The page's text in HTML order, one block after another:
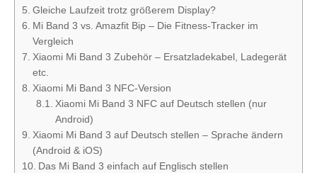
Gleiche Laufzeit trotz größerem Display?
Mi Band 3 vs. Amazfit Bip – Die Fitness-Tracker im
Vergleich
Xiaomi Mi Band 3 Zubehör – Ersatzladekabel, Ladegerät
etc.
Xiaomi Mi Band 3 NFC-Version
Xiaomi Mi Band 3 NFC auf Deutsch stellen (nur
Android)
Xiaomi Mi Band 3 auf Deutsch stellen – Sprache ändern
(Android & iOS)
Das Mi Band 3 einfach auf Englisch stellen